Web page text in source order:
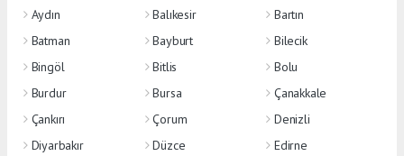
Aydın
Balıkesir
Bartın
Batman
Bayburt
Bilecik
Bingöl
Bitlis
Bolu
Burdur
Bursa
Çanakkale
Çankırı
Çorum
Denizli
Diyarbakır
Düzce
Edirne